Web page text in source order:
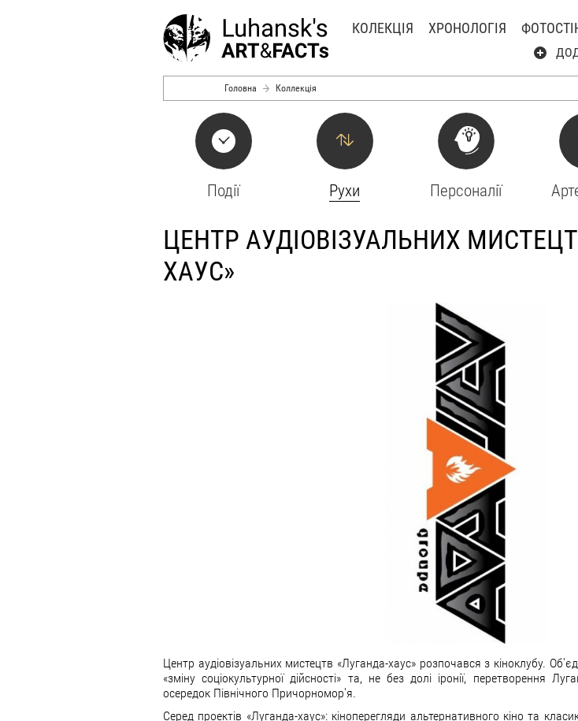
КОЛЕКЦІЯ ХРОНОЛОГІЯ
Головна Коллекція
Події Рухи Персоналії
ЦЕНТР АУДІОВІЗУАЛЬНИХ
ХАУС»
Центр аудіовізуальних мистецтв «Луганда-хаус» розпочався з кіноклубу.
«зміну соціокультурної дійсності» та, не без долі іронії, перетворення
осередок Північного Причорномор'я.
Серед проектів «Луганда-хаус»: кіноперегляди альтернативного кіно та